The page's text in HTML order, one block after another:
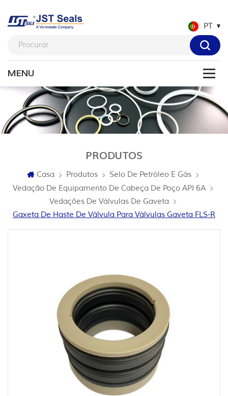
PT
PRODUTOS
Casa Produtos
Selo De Petróleo E Gás
Vedação De Equipamento De Cabeça De Poço API 6A
Vedações De Válvulas De Gaveta
Gaxeta De Haste De Válvula Para Válvulas Gaveta FLS-R